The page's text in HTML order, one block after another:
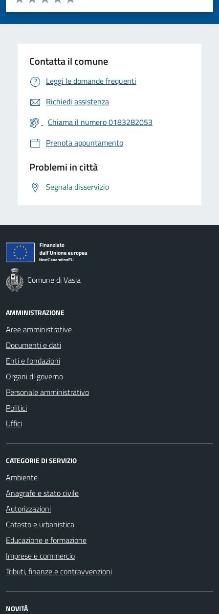
Valuta 5 stelle su 5
Valuta 4 stelle su 5
Valuta 3 stelle su 5
Valuta 2 stelle su 5
Valuta 1 stelle su 5
Contatta il comune
Leggi le domande frequenti
Richiedi assistenza
Chiama il numero 0183282053
Prenota appuntamento
Problemi in città
Segnala disservizio
Comune di Vasia
AMMINISTRAZIONE
Aree amministrative
Documenti e dati
Enti e fondazioni
Organi di governo
Personale amministrativo
Politici
Uffici
CATEGORIE DI SERVIZIO
Ambiente
Anagrafe e stato civile
Autorizzazioni
Catasto e urbanistica
Educazione e formazione
Imprese e commercio
Tributi, finanze e contravvenzioni
NOVITÀ